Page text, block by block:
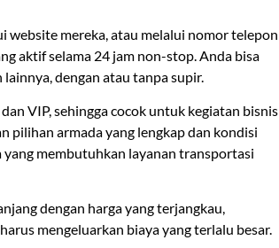
website mereka, atau melalui nomor telepon
aktif selama 24 jam non-stop. Anda bisa
dengan atau tanpa supir.
VIP, sehingga cocok untuk kegiatan bisnis
pilihan armada yang lengkap dan kondisi
yang membutuhkan layanan transportasi
dengan harga yang terjangkau,
mengeluarkan biaya yang terlalu besar.